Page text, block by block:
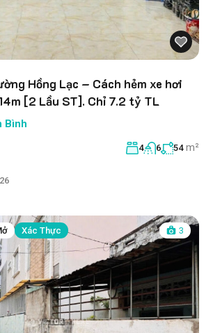
Hồng Lạc – Cách hẻm xe hơi
[2 Lầu ST]. Chỉ 7.2 tỷ TL
Bình
4 6 54 m²
Xác Thực 3